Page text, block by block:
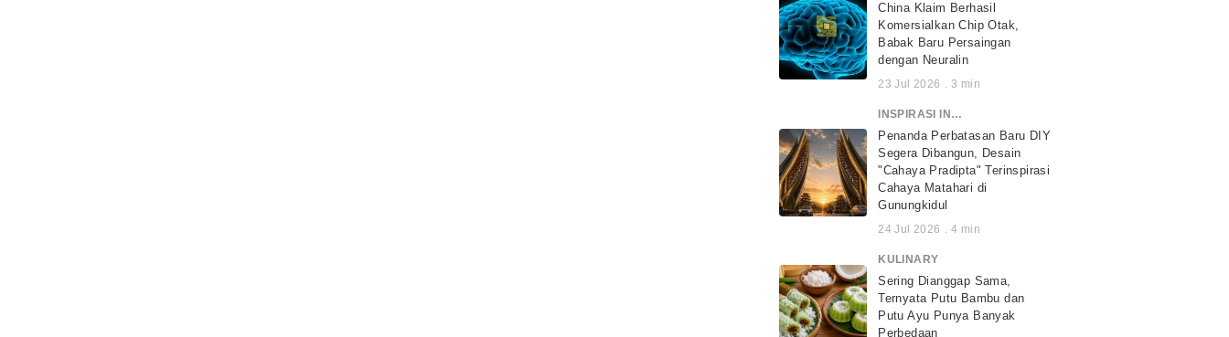
China Klaim Berhasil
Komersialkan Chip Otak,
Babak Baru Persaingan
dengan Neuralin
23 Jul 2026 . 3 min
INSPIRASI INDONESIA
Penanda Perbatasan Baru DIY
Segera Dibangun, Desain
"Cahaya Pradipta" Terinspirasi
Cahaya Matahari di
Gunungkidul
24 Jul 2026 . 4 min
KULINARY
Sering Dianggap Sama,
Ternyata Putu Bambu dan
Putu Ayu Punya Banyak
Perbedaan